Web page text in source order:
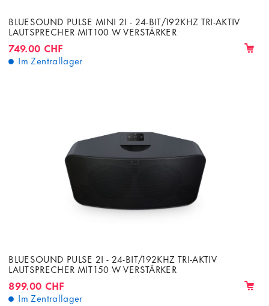
BLUESOUND PULSE MINI 2I - 24-BIT/192KHZ TRI-AKTIV
LAUTSPRECHER MIT 100 W VERSTÄRKER
749.00 CHF
Im Zentrallager
BLUESOUND PULSE 2I - 24-BIT/192KHZ TRI-AKTIV
LAUTSPRECHER MIT 150 W VERSTÄRKER
899.00 CHF
Im Zentrallager